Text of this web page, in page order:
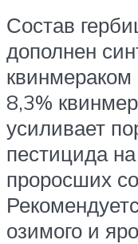
Состав
дополнен
квинмераком
8,3%
усиливает
пестицида
проросших
озимого и